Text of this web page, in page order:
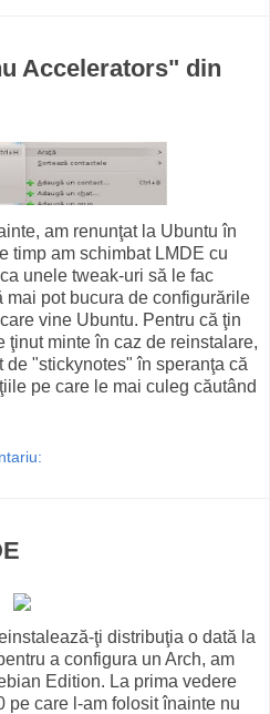
Accelerators" din
am renunţat la Ubuntu în
timp am schimbat LMDE cu
unele tweak-uri să le fac
mai pot bucura de configurările
vine Ubuntu. Pentru că ţin
ţinut minte în caz de reinstalare,
"stickynotes" în speranţa că
pe care le mai culeg căutând
ţi distribuţia o dată la
a configura un Arch, am
Edition. La prima vedere
pe care l-am folosit înainte nu